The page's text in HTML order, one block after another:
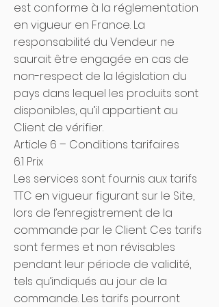
est conforme à la réglementation
en vigueur en France. La
responsabilité du Vendeur ne
saurait être engagée en cas de
non-respect de la législation du
pays dans lequel les produits sont
disponibles, qu’il appartient au
Client de vérifier.
Article 6 – Conditions tarifaires
6.1 Prix
Les services sont fournis aux tarifs
TTC en vigueur figurant sur le Site,
lors de l’enregistrement de la
commande par le Client. Ces tarifs
sont fermes et non révisables
pendant leur période de validité,
tels qu’indiqués au jour de la
commande. Les tarifs pourront